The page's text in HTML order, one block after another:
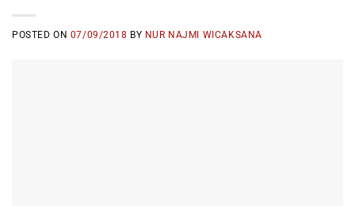
POSTED ON 07/09/2018 BY NUR NAJMI WICAKSANA